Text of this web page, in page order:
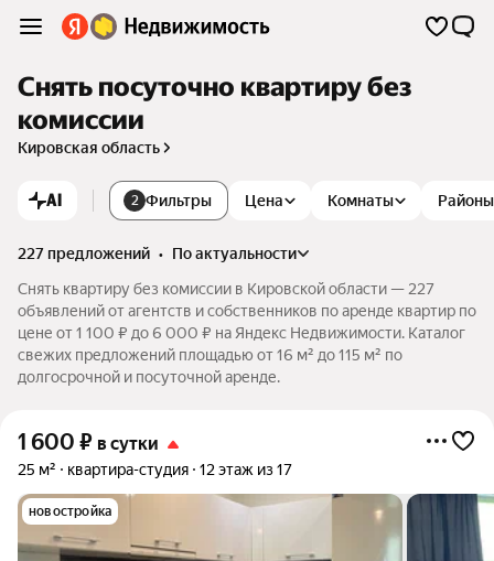
Снять посуточно квартиру без
комиссии
Кировская область
AI 2 Фильтры Цена Комнаты Районы
227 предложений •
по актуальности
Снять квартиру без комиссии в Кировской области — 227
объявлений от агентств и собственников по аренде квартир по
цене от 1 100 ₽ до 6 000 ₽ на Яндекс Недвижимости. Каталог
свежих предложений площадью от 16 м² до 115 м² по
долгосрочной и посуточной аренде.
1 600 ₽ в сутки
25 м² квартира-студия 12 этаж из 17
новостройка